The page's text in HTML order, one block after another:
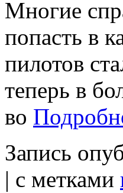
Многие
попасть в
пилотов
теперь в
во
Запись
| с метками